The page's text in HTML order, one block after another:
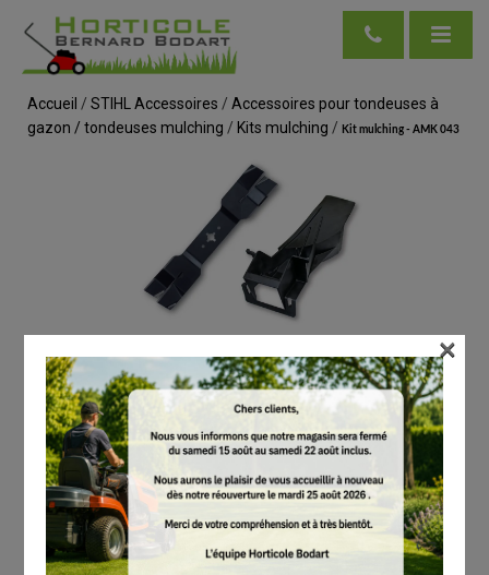
Accueil / STIHL Accessoires / Accessoires pour tondeuses à
gazon / tondeuses mulching / Kits mulching / Kit mulching - AMK 043
STIHL
Kit mulching - AMK 043
# 69090071083
Kits mulching
61.50
Tous les prix comprennent la TVA de 21%.
Réserver
×